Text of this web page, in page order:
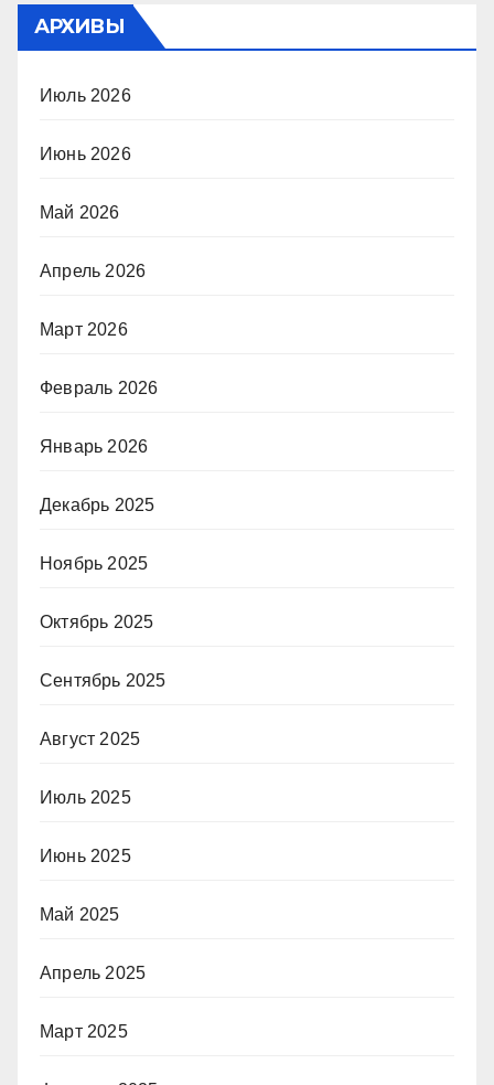
АРХИВЫ
Июль 2026
Июнь 2026
Май 2026
Апрель 2026
Март 2026
Февраль 2026
Январь 2026
Декабрь 2025
Ноябрь 2025
Октябрь 2025
Сентябрь 2025
Август 2025
Июль 2025
Июнь 2025
Май 2025
Апрель 2025
Март 2025